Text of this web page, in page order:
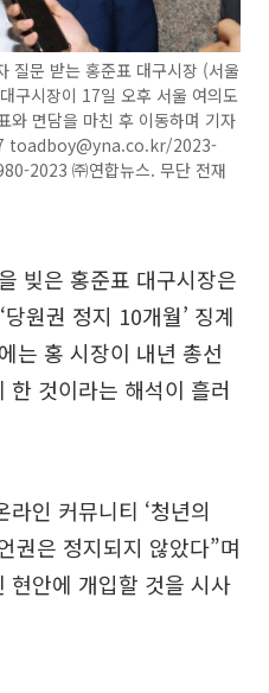
문 받는 홍준표 대구시장 (서울
구시장이 17일 오후 서울 여의도
와 면담을 마친 후 이동하며 기자
toadboy@yna.co.kr/2023-
2023 ㈜연합뉴스. 무단 전재
빚은 홍준표 대구시장은
원권 정지 10개월’ 징계
는 홍 시장이 내년 총선
한 것이라는 해석이 흘러
인 커뮤니티 ‘청년의
권은 정지되지 않았다”며
현안에 개입할 것을 시사